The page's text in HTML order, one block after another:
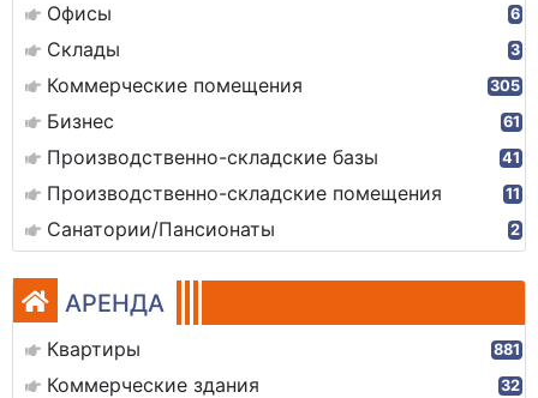
Офисы 6
Склады 3
Коммерческие помещения 305
Бизнес 61
Производственно-складские базы 41
Производственно-складские помещения 11
Санатории/Пансионаты 2
АРЕНДА
Квартиры 881
Коммерческие здания 32